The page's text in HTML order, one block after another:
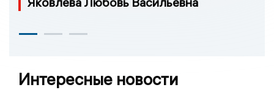
Интересные новости